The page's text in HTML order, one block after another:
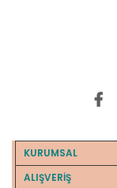
KURUMSAL
ALIŞVERİŞ